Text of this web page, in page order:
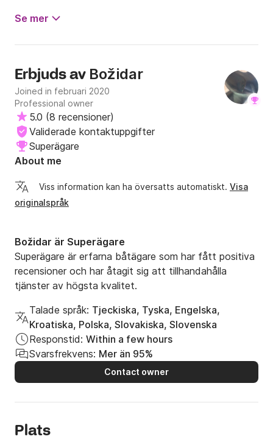
bemötande, bekväm och rymlig båt samt ett bra pris. Kan
Se mer
Erbjuds av Božidar
Joined in februari 2020
Professional owner
5.0 (8 recensioner)
Validerade kontaktuppgifter
Superägare
About me
Viss information kan ha översatts automatiskt. Visa
originalspråk
Božidar är Superägare
Superägare är erfarna båtägare som har fått positiva
recensioner och har åtagit sig att tillhandahålla
tjänster av högsta kvalitet.
Talade språk: Tjeckiska, Tyska, Engelska,
Kroatiska, Polska, Slovakiska, Slovenska
Responstid: Within a few hours
Svarsfrekvens: Mer än 95%
Contact owner
Plats